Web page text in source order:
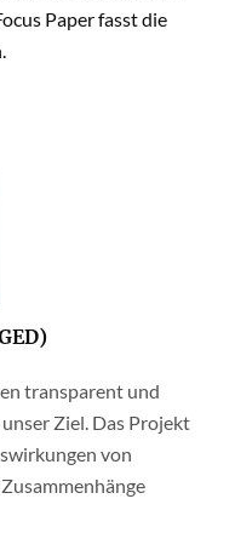
Paper fasst die
transparent und
Ziel. Das Projekt
von